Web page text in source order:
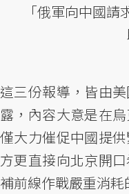
「俄軍向中國
這三份報導，皆由
露，內容大意是在
僅大力催促中國提
方更直接向北京開
補前線作戰嚴重消耗